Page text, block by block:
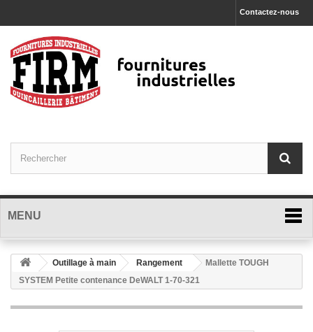
Contactez-nous
MENU
Outillage à main Rangement
Mallette TOUGH
SYSTEM Petite contenance DeWALT 1-70-321